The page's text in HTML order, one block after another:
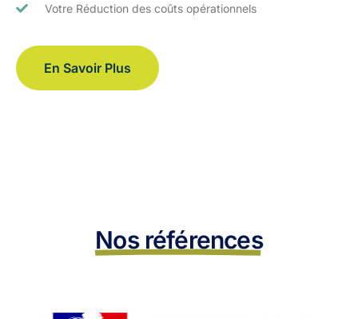
Votre Réduction des coûts opérationnels
En Savoir Plus
Nos références